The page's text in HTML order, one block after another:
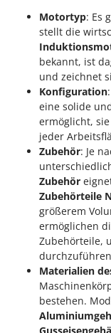
Motortyp: Es
stellt die
bekannt, ist
und zeichnet
Konfiguration
eine solide
ermöglicht,
jeder
Zubehör: Je
Zubehör
Zubehörteile
größerem
ermöglichen
Zubehörteile,
Materialien
bestehen.